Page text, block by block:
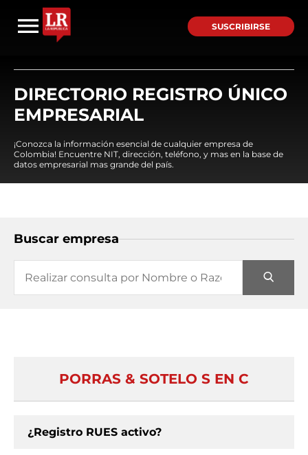
SUSCRIBIRSE
DIRECTORIO REGISTRO ÚNICO
EMPRESARIAL
¡Conozca la información esencial de cualquier empresa de
Colombia! Encuentre NIT, dirección, teléfono, y mas en la base de
datos empresarial mas grande del país.
Buscar empresa
PORRAS & SOTELO S EN C
¿Registro RUES activo?